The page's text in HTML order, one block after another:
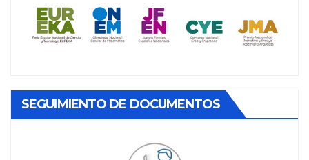
SEGUIMIENTO DE DOCUMENTOS